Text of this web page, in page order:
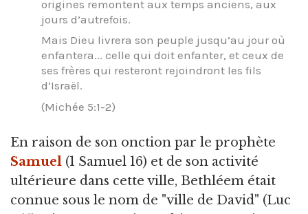
origines remontent aux temps anciens, aux
jours d’autrefois.
Mais Dieu livrera son peuple jusqu’au jour où
enfantera... celle qui doit enfanter, et ceux de
ses frères qui resteront rejoindront les fils
d’Israël.
(Michée 5:1-2)
En raison de son onction par le prophète
Samuel (1 Samuel 16) et de son activité
ultérieure dans cette ville, Bethléem était
connue sous le nom de "ville de David" (Luc